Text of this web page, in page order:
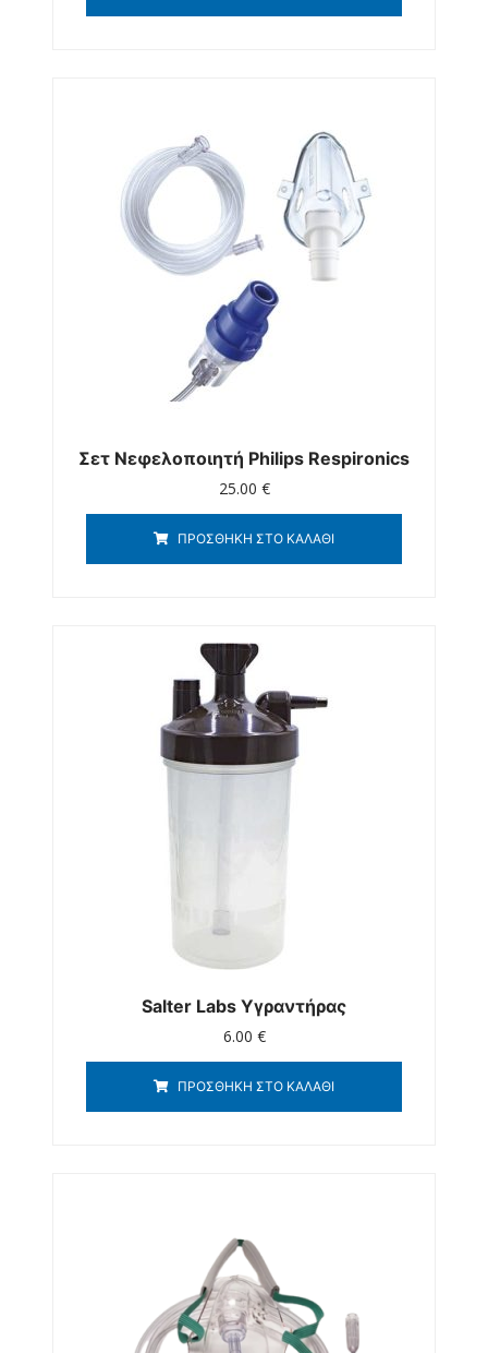
Σετ Νεφελοποιητή Philips Respironics
25.00 €
ΠΡΟΣΘΉΚΗ ΣΤΟ ΚΑΛΆΘΙ
Salter Labs Υγραντήρας
6.00 €
ΠΡΟΣΘΉΚΗ ΣΤΟ ΚΑΛΆΘΙ